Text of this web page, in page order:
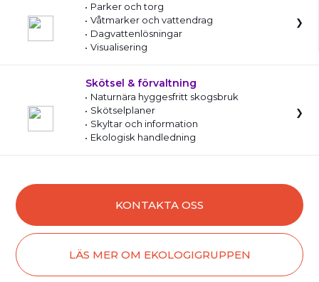
Parker och torg
Våtmarker och vattendrag
Dagvattenlösningar
Visualisering
Skötsel & förvaltning
Naturnära hyggesfritt skogsbruk
Skötselplaner
Skyltar och information
Ekologisk handledning
KONTAKTA OSS
LÄS MER OM EKOLOGIGRUPPEN